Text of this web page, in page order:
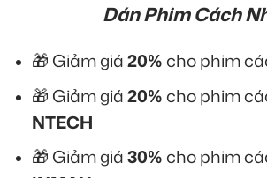
Dán Phim Cách
🎁 Giảm giá20%cho phim
🎁 Giảm giá20%cho phim
NTECH
🎁 Giảm giá30%cho phim